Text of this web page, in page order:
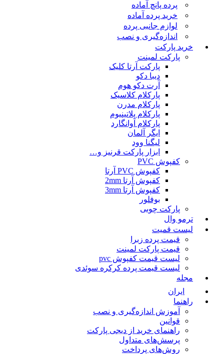
پرده پانچ آماده
خرید پرده آماده
لوازم جانبی پرده
اندازه‌گیری و نصب
خرید پارکت
پارکت لمینت
پارکت آرتا کلیک
دیبا دکو
آرت دکو هوم
پارکلام کلاسیک
پارکلام مدرن
پارکلام پلاتینیوم
پارکلام آوانگارد
ایگر آلمان
لیگنا وود
ابزار پارکت قرنیز و…
کفپوش PVC
کفپوش PVC آرتا
کفپوش آرتا 2mm
کفپوش آرتا 3mm
بوفلور
پارکت چوبی
ترمو وال
لیست قمیت
قیمت پرده زبرا
قیمت پارکت لمینت
لیست قیمت کفپوش pvc
لیست قیمت پرده کرکره سوئدی
مجله
ایران
راهنما
آموزش اندازه‌گیری و نصب
قوانین
راهنمای خرید از دیجی پارکت
پرسش‌های متداول
روش‌های پرداخت